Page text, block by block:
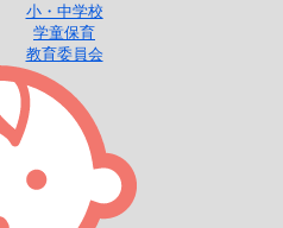
小・中学校
学童保育
教育委員会